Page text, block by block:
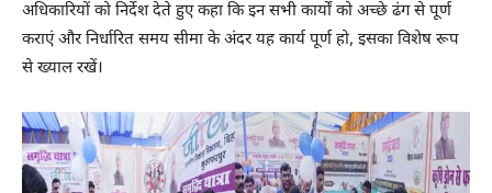
अधिकारियों को निर्देश देते हुए कहा कि इन सभी कार्यों को अच्छे ढंग से पूर्ण
कराएं और निर्धारित समय सीमा के अंदर यह कार्य पूर्ण हो, इसका विशेष रूप
से ख्याल रखें।